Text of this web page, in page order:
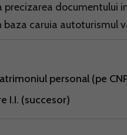
precizarea
caruia autoturismul
personal (pe
I.I. (succesor)